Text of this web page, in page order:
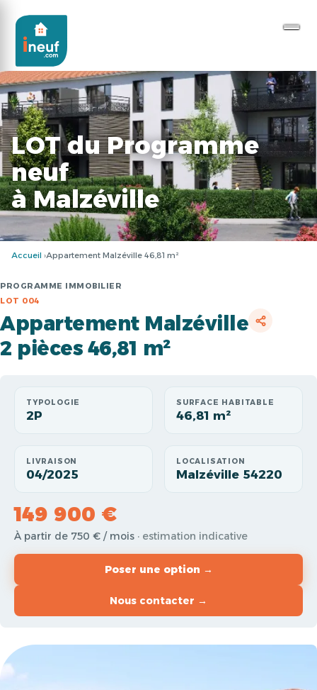
LOT du Programme
neuf
à Malzéville
Accueil Appartement Malzéville 46,81 m²
PROGRAMME IMMOBILIER
LOT 004
Appartement Malzéville
2 pièces 46,81 m²
TYPOLOGIE
2P
SURFACE HABITABLE
46,81 m²
LIVRAISON
04/2025
LOCALISATION
Malzéville 54220
149 900 €
À partir de 750 € / mois · estimation indicative
Poser une option →
Nous contacter →